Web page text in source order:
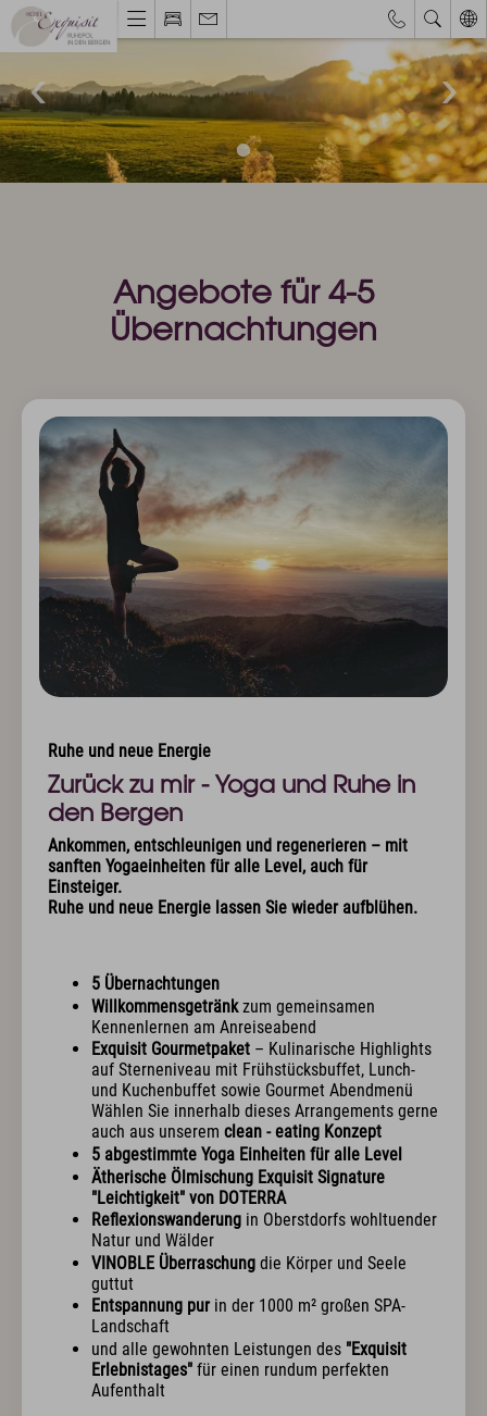
Webcams & Wetterbericht Eventkalender
Hotel & Ruhepol
Einzigartige Lage
Hotelbewertungen
Zimmer & Angebote
Zimmer, Suiten & Preise
Exquisite Angebote
Inklusivleistungen
Allgäu Walser Pass Premium
Exquisit Business - Tagen & Feiern
Kulinarik & Genuss
Frühstück im Hotel
Mittag & mehr
Kulinarischer Abend
Bar & Weinkeller
Events
Philosophie
Übersichtsplan & Öffnungszeiten
Spa Bereich
Spa Anwendungen
Ruheoasen
Exquisit Garten
Sport & Aktiv
Golf mit Ausblick
Aktivprogramm inklusive
Fahrradverleih
Indoor Fitness
Exquisit Bergwanderwochen 2026
Wintersport
Kunst & Kultur
Eventkalender
Exquisit Eisgala
Allgäuer Abend
Musik im Hotel
Kunst im Hotel
Info & Service
Angebote für 4-5
Übernachtungen
Ruhe und neue Energie
Zurück zu mir - Yoga und Ruhe in
den Bergen
Ankommen, entschleunigen und regenerieren – mit
sanften Yogaeinheiten für alle Level, auch für
Einsteiger.
Ruhe und neue Energie lassen Sie wieder aufblühen.
5 Übernachtungen
Willkommensgetränkzum gemeinsamen
Kennenlernen am Anreiseabend
Exquisit Gourmetpaket – Kulinarische Highlights
auf Sterneniveau mit Frühstücksbuffet, Lunch-
und Kuchenbuffet sowie Gourmet Abendmenü
Wählen Sie innerhalb dieses Arrangements gerne
auch aus unserem clean - eating Konzept
5 abgestimmte Yoga Einheiten für alle Level
Ätherische Ölmischung Exquisit Signature
"Leichtigkeit" von DOTERRA
Reflexionswanderung in Oberstdorfs wohltuender
Natur und Wälder
VINOBLE Überraschung die Körper und Seele
guttut
Entspannung purin der 1000 m² großen SPA-
Landschaft
und alle gewohnten Leistungen des "Exquisit
Erlebnistages" für einen rundum perfekten
Aufenthalt